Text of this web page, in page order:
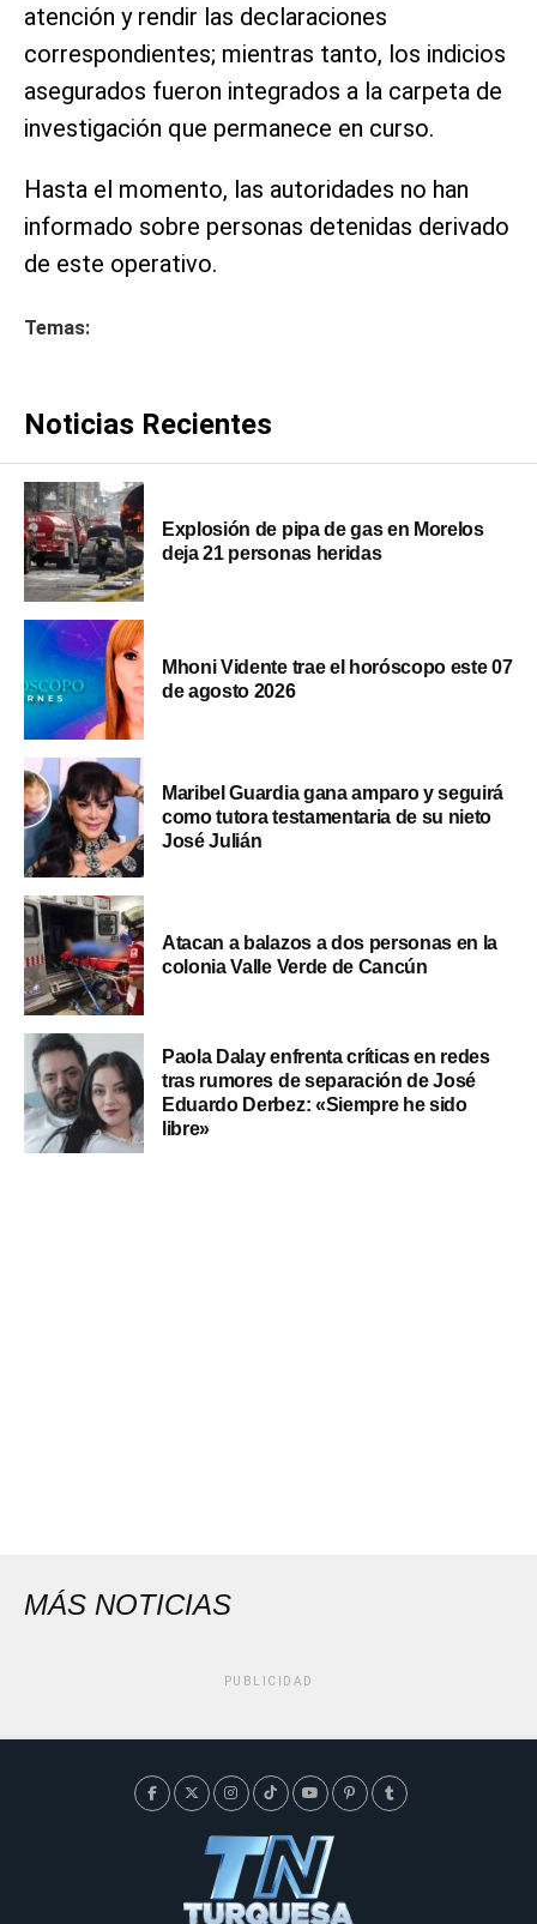
atención y rendir las declaraciones
correspondientes; mientras tanto, los indicios
asegurados fueron integrados a la carpeta de
investigación que permanece en curso.
Hasta el momento, las autoridades no han
informado sobre personas detenidas derivado
de este operativo.
Temas:
Noticias Recientes
Explosión de pipa de gas en Morelos
deja 21 personas heridas
Mhoni Vidente trae el horóscopo este 07
de agosto 2026
Maribel Guardia gana amparo y seguirá
como tutora testamentaria de su nieto
José Julián
Atacan a balazos a dos personas en la
colonia Valle Verde de Cancún
Paola Dalay enfrenta críticas en redes
tras rumores de separación de José
Eduardo Derbez: «Siempre he sido
libre»
MÁS NOTICIAS
PUBLICIDAD